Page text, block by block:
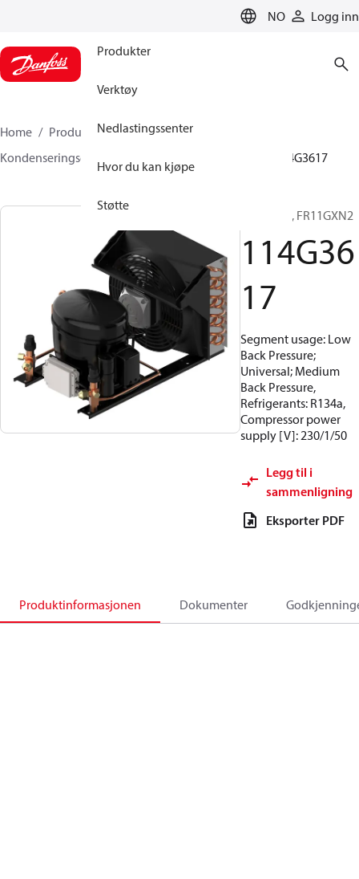
NO Logg inn
Produkter
Verktøy
Nedlastingssenter
Hvor du kan kjøpe
Støtte
Home Produkter
Klimaløsninger for kjøling
Kondenseringsenheter
114G3617
Optyma™, FR11GXN2
114G36
17
Segment usage: Low
Back Pressure;
Universal; Medium
Back Pressure,
Refrigerants: R134a,
Compressor power
supply [V]: 230/1/50
Legg til i
sammenligning
Eksporter PDF
Produktinformasjonen Dokumenter